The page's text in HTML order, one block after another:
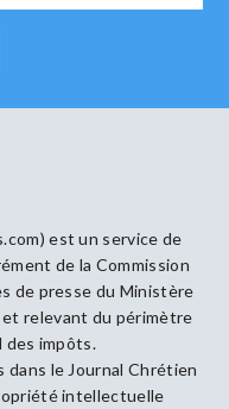
est un service de
de la Commission
de presse du Ministère
relevant du périmètre
des impôts.
le Journal Chrétien
intellectuelle